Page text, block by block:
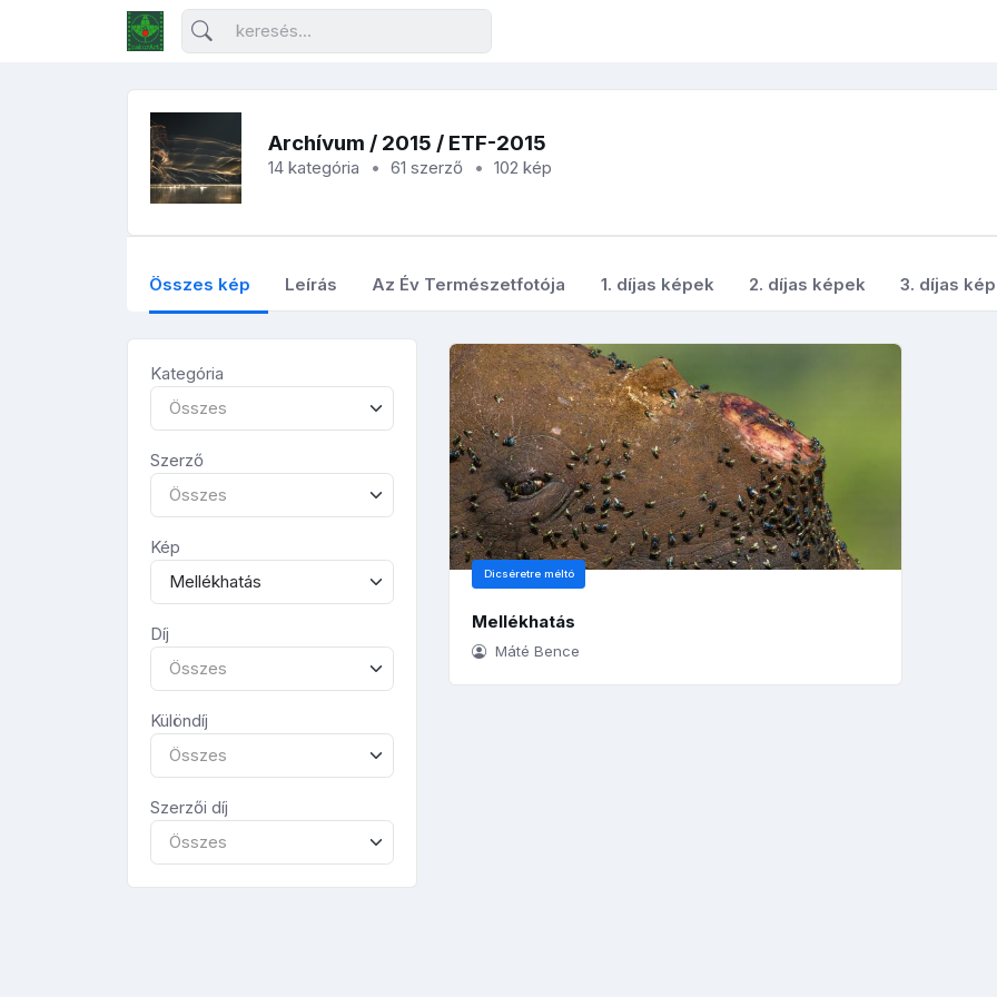
Archívum / 2015 / ETF-2015
14 kategória 61 szerző 102 kép
Összes kép Leírás Az Év Természetfotója 1. díjas képek 2. díjas képek 3. díjas
Kategória
Összes
Szerző
Összes
Kép
Mellékhatás
Díj
Összes
Különdíj
Összes
Szerzői díj
Összes
Dicséretre méltó
Mellékhatás
Máté Bence